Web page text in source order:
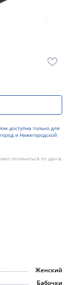
доступна только для
и Нижегородской
отличаться от цен в
Женский
Бабочки